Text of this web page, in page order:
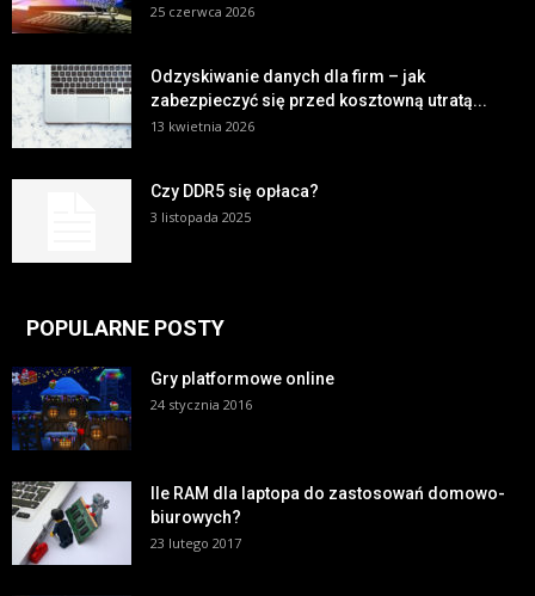
25 czerwca 2026
Odzyskiwanie danych dla firm – jak
zabezpieczyć się przed kosztowną utratą...
13 kwietnia 2026
Czy DDR5 się opłaca?
3 listopada 2025
POPULARNE POSTY
Gry platformowe online
24 stycznia 2016
Ile RAM dla laptopa do zastosowań domowo-
biurowych?
23 lutego 2017